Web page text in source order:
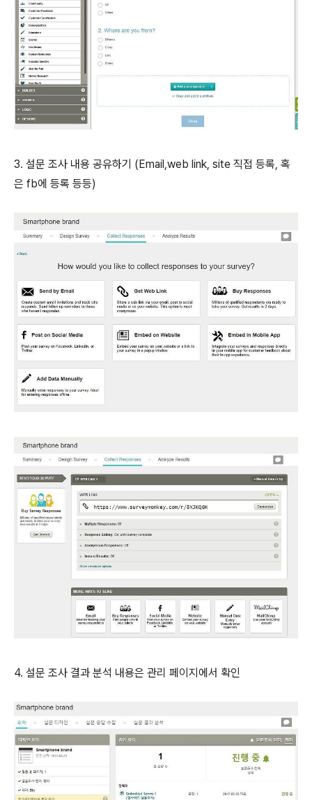
3. 설문 조사 내용 공유하기 (Email,web link, site 직접 등록, 혹
은 fb에 등록 등등)
4. 설문 조사 결과 분석 내용은 관리 페이지에서 확인